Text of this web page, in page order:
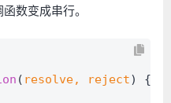
数变成串行。
( resolve, reject) {